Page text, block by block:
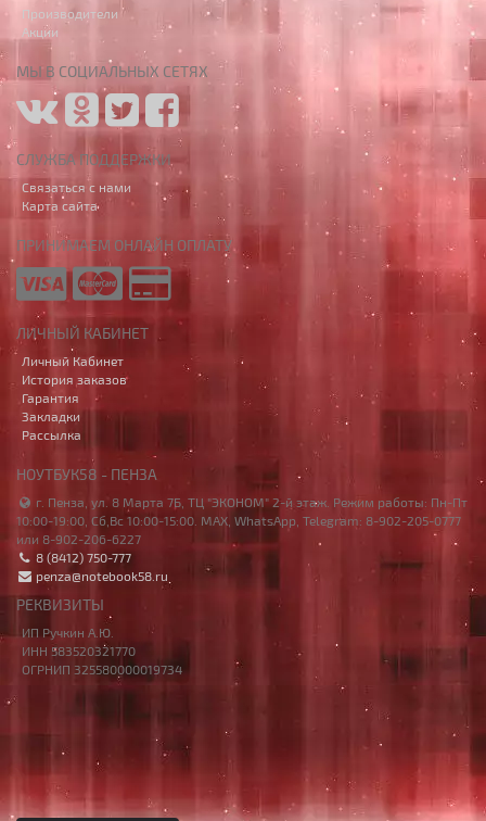
Производители
Акции
МЫ В СОЦИАЛЬНЫХ СЕТЯХ
СЛУЖБА ПОДДЕРЖКИ
Связаться с нами
Карта сайта
ПРИНИМАЕМ ОНЛАЙН ОПЛАТУ
ЛИЧНЫЙ КАБИНЕТ
Личный Кабинет
История заказов
Гарантия
Закладки
Рассылка
НОУТБУК58 - ПЕНЗА
г. Пенза, ул. 8 Марта 7Б, ТЦ "ЭКОНОМ" 2-й этаж. Режим работы: Пн-Пт
10:00-19:00, Сб,Вс 10:00-15:00. MAX, WhatsApp, Telegram: 8-902-205-0777
или 8-902-206-6227
8 (8412) 750-777
penza@notebook58.ru
РЕКВИЗИТЫ
ИП Ручкин А.Ю.
ИНН 583520321770
ОГРНИП 325580000019734